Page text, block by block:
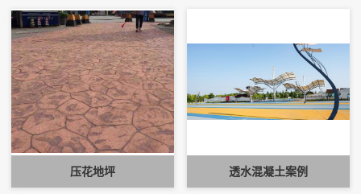
压花地坪 透水混凝土案例